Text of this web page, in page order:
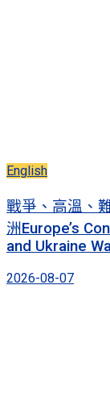
English
戰爭、高溫、
洲Europe’s
and Ukraine
2026-08-07